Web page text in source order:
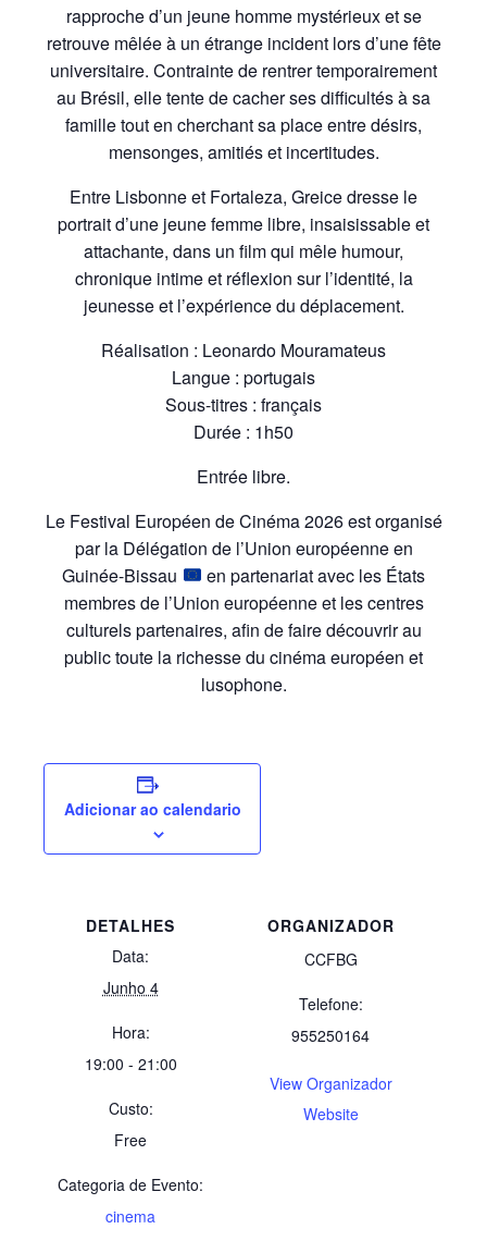
rapproche d’un jeune homme mystérieux et se
retrouve mêlée à un étrange incident lors d’une fête
universitaire. Contrainte de rentrer temporairement
au Brésil, elle tente de cacher ses difficultés à sa
famille tout en cherchant sa place entre désirs,
mensonges, amitiés et incertitudes.
Entre Lisbonne et Fortaleza, Greice dresse le
portrait d’une jeune femme libre, insaisissable et
attachante, dans un film qui mêle humour,
chronique intime et réflexion sur l’identité, la
jeunesse et l’expérience du déplacement.
Réalisation : Leonardo Mouramateus
Langue : portugais
Sous-titres : français
Durée : 1h50
Entrée libre.
Le Festival Européen de Cinéma 2026 est organisé
par la Délégation de l’Union européenne en
Guinée-Bissau
en partenariat avec les États
membres de l’Union européenne et les centres
culturels partenaires, afin de faire découvrir au
public toute la richesse du cinéma européen et
lusophone.
Adicionar ao calendario
DETALHES
Data:
Junho 4
Hora:
19:00 - 21:00
Custo:
Free
Categoria de Evento:
cinema
ORGANIZADOR
CCFBG
Telefone:
955250164
View Organizador
Website